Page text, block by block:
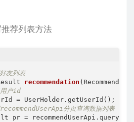
荐列表方法
友列表
recommendation
户id
= UserHolder.getUserId();
分页查询数据列表（
pr =